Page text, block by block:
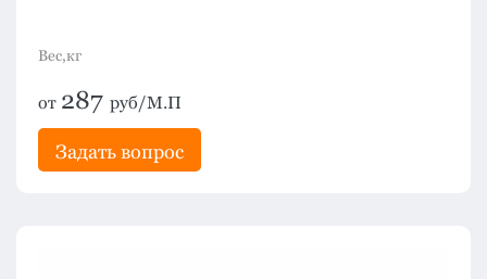
Вес,кг
от 287 руб/М.П
Задать вопрос